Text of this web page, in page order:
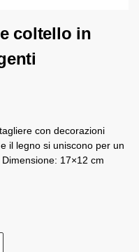
coltello in
con decorazioni
il legno si uniscono per un
17×12 cm